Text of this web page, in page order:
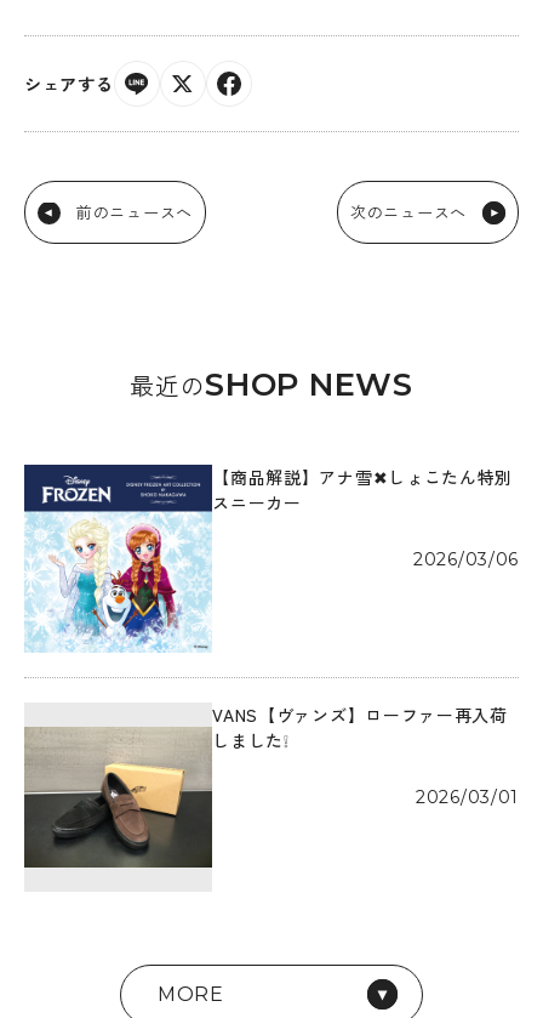
シェアする
前のニュースへ 次のニュースへ
最近のSHOP NEWS
【商品解説】アナ雪✖しょこたん特別
スニーカー
2026/03/06
VANS【ヴァンズ】ローファー再入荷
しました❕
2026/03/01
MORE